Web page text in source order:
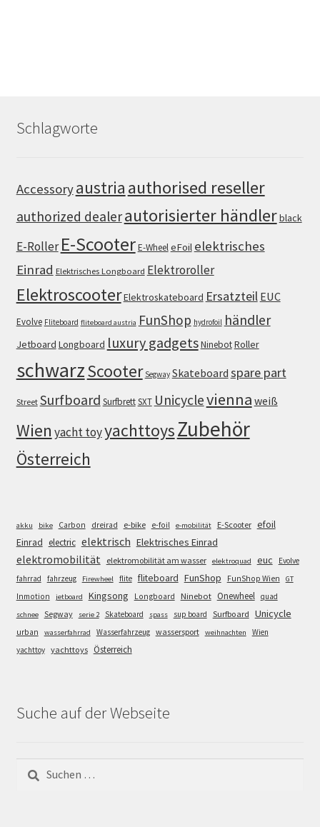
Schlagworte
Accessoryaustria authorised reseller
authorized dealerautorisierter händlerblack
E-Roller E-ScooterE-WheeleFoil elektrisches
Einrad Elektrisches Longboard Elektroroller
ElektroscooterElektroskateboard Ersatzteil EUC
Evolve Fliteboard fliteboard austria FunShop hydrofoil händler
Jetboard Longboard luxury gadgetsNinebotRoller
schwarzScooter Segway Skateboard spare part
Street Surfboard SurfbrettSXT Unicyclevienna weiß
Wien yacht toyyachttoysZubehör
Österreich
akku bike Carbon dreirad e-bike e-foil e-mobilität E-Scooter efoil
Einrad electric elektrisch Elektrisches Einrad
elektromobilität elektromobilität am wasser elektroquad euc
Evolve
fahrrad
fahrzeug Firewheel flite fliteboard FunShop FunShop Wien GT
Inmotion jetboard Kingsong Longboard Ninebot Onewheel quad
schnee Segway serie 2 Skateboard spass sup board Surfboard Unicycle
urban wasserfahrrad Wasserfahrzeug wassersport weihnachten
Wien
yachttoy yachttoys Österreich
Suche auf der Webseite
Suchen
nach: